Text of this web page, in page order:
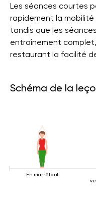
Les séances courtes
rapidement la
tandis que les
entraînement
restaurant la facilité
Schéma de la
En m'arrêtant